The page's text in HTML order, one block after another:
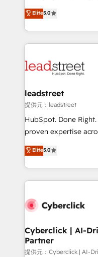
the United States,
America. From casual user to super fan: make
grow with clarity,
Operating across the
Canada, we’ve
HubSpot projects
combine HubSpot,
and technology for
growth. Our expertise
architecture, AI
delivered through
Partner and ISO
we blend strategy,
Elite5.0
leadstreet
提供元：leadstreet
HubSpot. Done
proven expertise
implementations. With 12+ years of HubSpot
experience, we help
to its fullest
website, or build
Elite5.0
Cyberclick | AI-
Partner
提供元：Cyberclick | AI-